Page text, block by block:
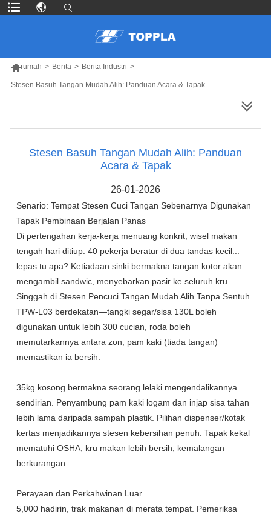
rumah > Berita > Berita Industri >
Stesen Basuh Tangan Mudah Alih: Panduan Acara & Tapak
Stesen Basuh Tangan Mudah Alih: Panduan
Acara & Tapak
26-01-2026
Senario: Tempat Stesen Cuci Tangan Sebenarnya Digunakan
Tapak Pembinaan Berjalan Panas
Di pertengahan kerja-kerja menuang konkrit, wisel makan
tengah hari ditiup. 40 pekerja beratur di dua tandas kecil...
lepas tu apa? Ketiadaan sinki bermakna tangan kotor akan
mengambil sandwic, menyebarkan pasir ke seluruh kru.
Singgah di Stesen Pencuci Tangan Mudah Alih Tanpa Sentuh
TPW‑L03 berdekatan—tangki segar/sisa 130L boleh
digunakan untuk lebih 300 cucian, roda boleh
memutarkannya antara zon, pam kaki (tiada tangan)
memastikan ia bersih.
35kg kosong bermakna seorang lelaki mengendalikannya
sendirian. Penyambung pam kaki logam dan injap sisa tahan
lebih lama daripada sampah plastik. Pilihan dispenser/kotak
kertas menjadikannya stesen kebersihan penuh. Tapak kekal
mematuhi OSHA, kru makan lebih bersih, kemalangan
berkurangan.
Perayaan dan Perkahwinan Luar
5,000 hadirin, trak makanan di merata tempat. Pemeriksa